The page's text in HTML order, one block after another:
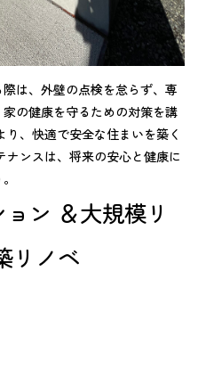
は、外壁の点検を怠らず、専
の健康を守るための対策を講
り、快適で安全な住まいを築く
ナンスは、将来の安心と健康に
ン ＆大規模リ
リノベ